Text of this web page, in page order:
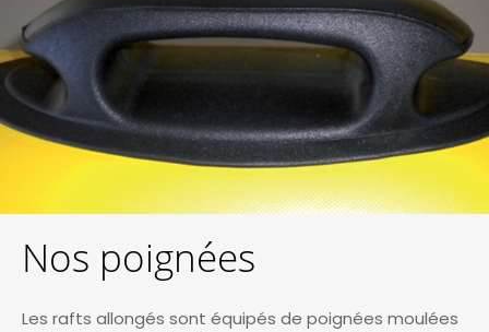
Nos poignées
Les rafts allongés sont équipés de poignées moulées